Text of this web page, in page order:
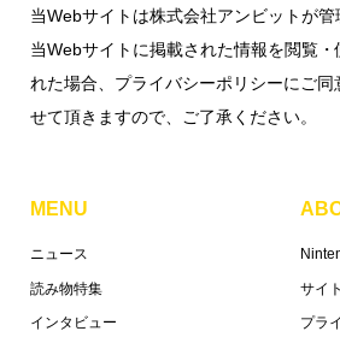
当Webサイトは株式会社アンビットが管
当Webサイトに掲載された情報を閲覧
れた場合、プライバシーポリシーにご同
せて頂きますので、ご了承ください。
MENU
ニュース
読み物特集
インタビュー
サイ
プラ